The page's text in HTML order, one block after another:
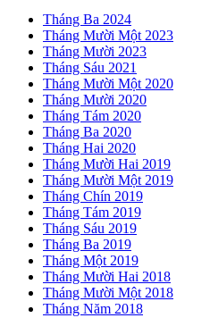
Tháng Ba 2024
Tháng Mười Một 2023
Tháng Mười 2023
Tháng Sáu 2021
Tháng Mười Một 2020
Tháng Mười 2020
Tháng Tám 2020
Tháng Ba 2020
Tháng Hai 2020
Tháng Mười Hai 2019
Tháng Mười Một 2019
Tháng Chín 2019
Tháng Tám 2019
Tháng Sáu 2019
Tháng Ba 2019
Tháng Một 2019
Tháng Mười Hai 2018
Tháng Mười Một 2018
Tháng Năm 2018